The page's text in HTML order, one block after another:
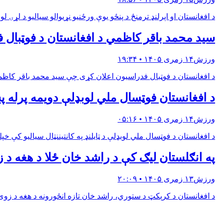
د افغانستان او اېرلنډ ترمنځ د پنځو یوې ورځنیو نړیوالو سیالیو
سید محمد باقر کاظمي د افغانستان د
ورزش۱۴ زمری ۱۴۰۵ • ۱۹:۳۴
د افغانستان د فوټبال فدراسیون اعلان کړی چې سید محمد باقر
د افغانستان فوټسال ملي لوبډلې دويمه
ورزش۱۴ زمری ۱۴۰۵ • ۰۵:۱۶
د افغانستان د فوټسال ملي لوبډلې د ټایلنډ په کانتیننټال سیالیو کې خپله دویمه پرله‌پسې ماته ومنله
په انګلستان لیګ کې د راشد خان ځلا د هغه
ورزش۱۳ زمری ۱۴۰۵ • ۲۰:۰۹
د افغانستان د کرېکټ د ستوري، راشد خان تازه انځورونه د هغه د